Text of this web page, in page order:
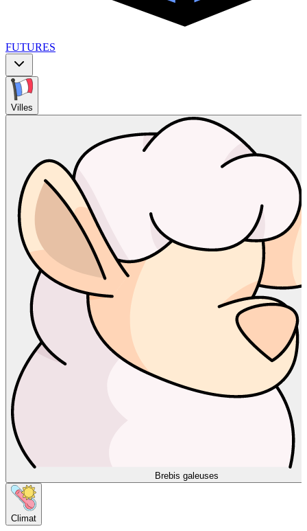
FUTURES
Villes
Brebis galeuses
Climat